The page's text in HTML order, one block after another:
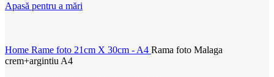
Apasă pentru a mări
Home Rame foto 21cm X 30cm - A4 Rama foto Malaga
crem+argintiu A4